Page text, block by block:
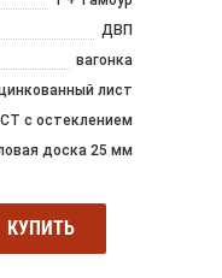
ДВП
вагонка
лист
с остеклением
доска 25 мм
КУПИТЬ